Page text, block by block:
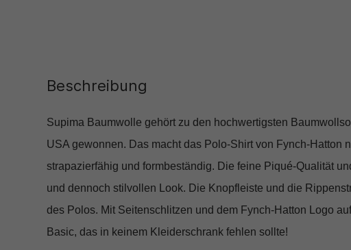
Beschreibung
Supima Baumwolle gehört zu den hochwertigsten
USA gewonnen. Das macht das Polo-Shirt von Fynch-Hatton
strapazierfähig und formbeständig. Die feine Piqué-Qualität
und dennoch stilvollen Look. Die Knopfleiste und die
des Polos. Mit Seitenschlitzen und dem Fynch-Hatton Logo
Basic, das in keinem Kleiderschrank fehlen sollte!